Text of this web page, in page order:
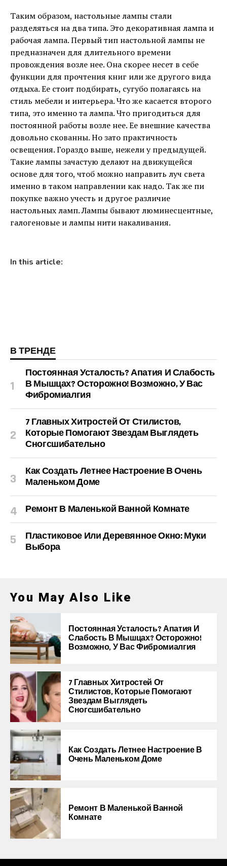
Таким образом, настольные лампы стали
разделяться на два типа. Это декоративная лампа и
рабочая лампа. Первый тип настольной лампы не
предназначен для длительного времени
провождения возле нее. Она скорее несет в себе
функции для прочтения книг или же другого вида
отдыха. Ее стоит подбирать, сугубо полагаясь на
стиль мебели и интерьера. Что же касается второго
типа, это именно та лампа. Что пригодиться для
постоянной работы возле нее. Ее внешние качества
довольно скованны. Но зато практичность
освещения. Гораздо выше, нежели у предыдущей.
Такие лампы зачастую делают на движущейся
основе для того, чтоб можно направить луч света
именно в таком направлении как надо. Так же пи
покупке важно учесть и другое различие
настольных ламп. Лампы бывают люминесцентные,
галогеновые и лампы нити накаливания.
In this article:
В ТРЕНДЕ
Постоянная Усталость? Апатия И Слабость
В Мышцах? Осторожно! Возможно, У Вас
Фибромиалгия
7 Главных Хитростей От Стилистов,
Которые Помогают Звездам Выглядеть
Сногсшибательно
Как Создать Летнее Настроение В Очень
Маленьком Доме
Ремонт В Маленькой Ванной Комнате
Пластиковое Или Деревянное Окно: Муки
Выбора
You May Also Like
Постоянная Усталость? Апатия И
Слабость В Мышцах? Осторожно!
Возможно, У Вас Фибромиалгия
7 Главных Хитростей От
Стилистов, Которые Помогают
Звездам Выглядеть
Сногсшибательно
Как Создать Летнее Настроение В
Очень Маленьком Доме
Ремонт В Маленькой Ванной
Комнате